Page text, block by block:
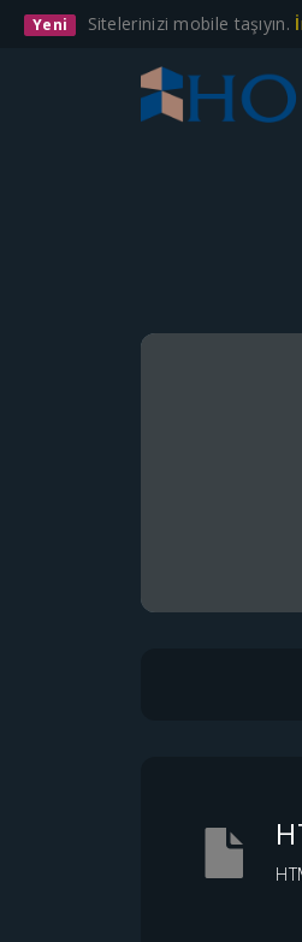
Yeni Sitelerinizi mobile taşıyın.